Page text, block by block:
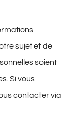
sujet et de
soient
Si vous
contacter via